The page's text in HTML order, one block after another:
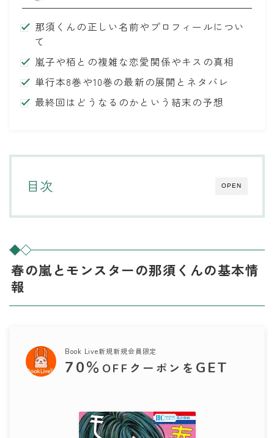
那須くんの正しい名前やプロフィールについ
て
嵐子や栢との複雑な恋愛関係やキスの真相
単行本8巻や10巻の最新の展開とネタバレ
最終回はどうなるのかという結末の予想
OPEN
目次
春の嵐とモンスターの那須くんの基本情
報
Book Live新規新規会員限定
70％ OFFクーポンを GET